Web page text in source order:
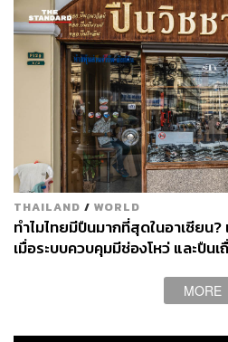
THAILAND / WORLD
ทำไมไทยมีปืนมากที่สุดในอาเซียน?
เมื่อระบบควบคุมมีช่องโหว่ และปืนเ
MORE